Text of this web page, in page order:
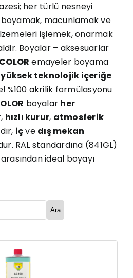
her türlü nesneyi
macunlamak ve
işlemek, onarmak
Boyalar – aksesuarlar
emayeler boyama
yüksek teknolojik içeriğe
%100 akrilik formülasyonu
boyalar her
hızlı kurur, atmosferik
içve dış mekan
RAL standardına (841GL)
ideal boyayı
Ara